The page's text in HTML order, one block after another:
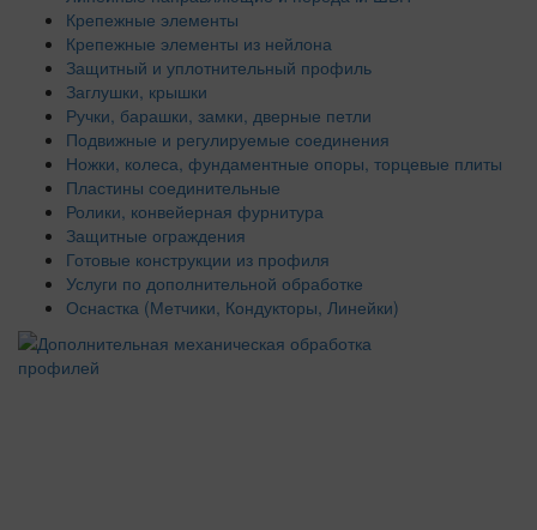
Крепежные элементы
Крепежные элементы из нейлона
Защитный и уплотнительный профиль
Заглушки, крышки
Ручки, барашки, замки, дверные петли
Подвижные и регулируемые соединения
Ножки, колеса, фундаментные опоры, торцевые плиты
Пластины соединительные
Ролики, конвейерная фурнитура
Защитные ограждения
Готовые конструкции из профиля
Услуги по дополнительной обработке
Оснастка (Метчики, Кондукторы, Линейки)